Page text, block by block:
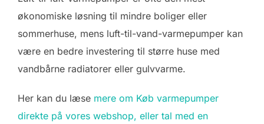
økonomiske løsning til mindre boliger eller
sommerhuse, mens luft-til-vand-varmepumper kan
være en bedre investering til større huse med
vandbårne radiatorer eller gulvvarme.
Her kan du læse mere om Køb varmepumper
direkte på vores webshop, eller tal med en